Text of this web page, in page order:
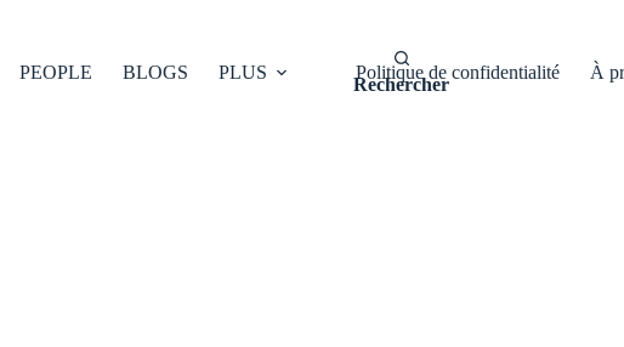
PEOPLE BLOGS PLUS Politique de confidentialité À
Rechercher